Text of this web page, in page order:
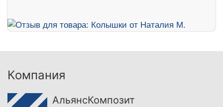
Компания
АльянсКомпозит